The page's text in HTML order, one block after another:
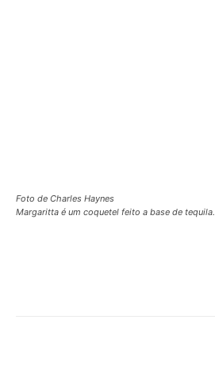
Foto de Charles Haynes
Margaritta é um coquetel feito a base de tequila.